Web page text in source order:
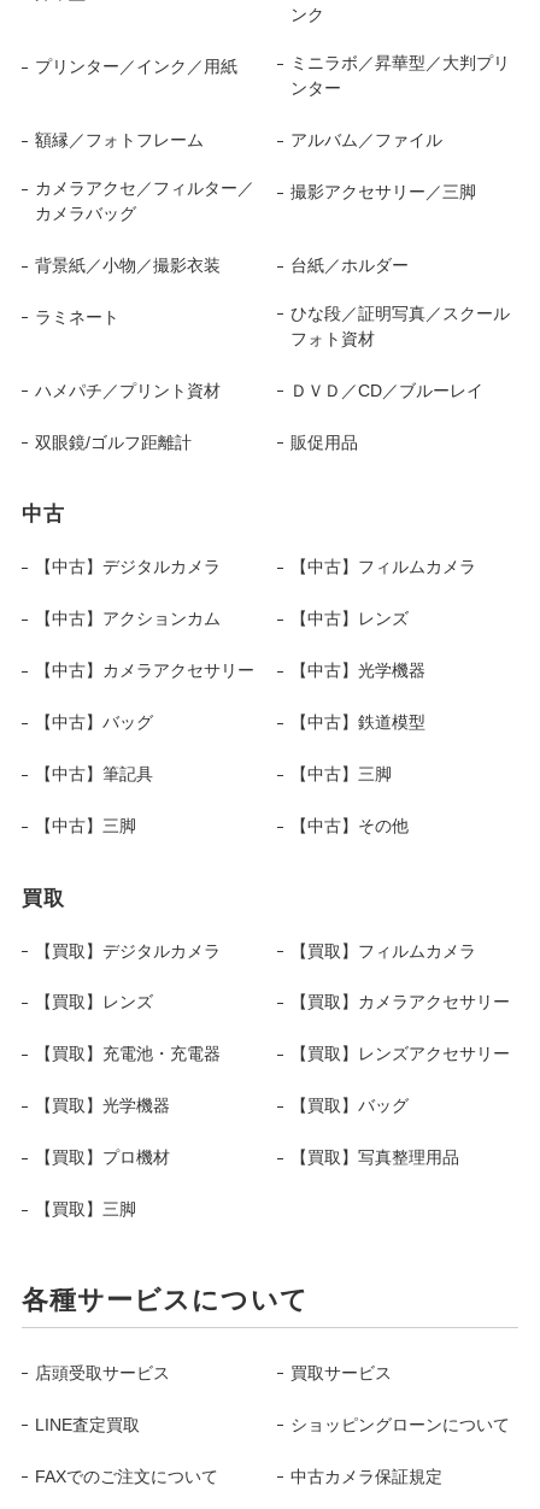
ンク
プリンター／インク／用紙
ミニラボ／昇華型／大判プリ
ンター
額縁／フォトフレーム アルバム／ファイル
カメラアクセ／フィルター／
カメラバッグ
撮影アクセサリー／三脚
背景紙／小物／撮影衣装 台紙／ホルダー
ラミネート
ひな段／証明写真／スクール
フォト資材
ハメパチ／プリント資材 ＤＶＤ／CD／ブルーレイ
双眼鏡/ゴルフ距離計 販促用品
中古
【中古】デジタルカメラ 【中古】フィルムカメラ
【中古】アクションカム 【中古】レンズ
【中古】カメラアクセサリー 【中古】光学機器
【中古】バッグ 【中古】鉄道模型
【中古】筆記具 【中古】三脚
【中古】三脚 【中古】その他
買取
【買取】デジタルカメラ 【買取】フィルムカメラ
【買取】レンズ 【買取】カメラアクセサリー
【買取】充電池・充電器 【買取】レンズアクセサリー
【買取】光学機器 【買取】バッグ
【買取】プロ機材 【買取】写真整理用品
【買取】三脚
各種サービスについて
店頭受取サービス 買取サービス
LINE査定買取 ショッピングローンについて
FAXでのご注文について 中古カメラ保証規定